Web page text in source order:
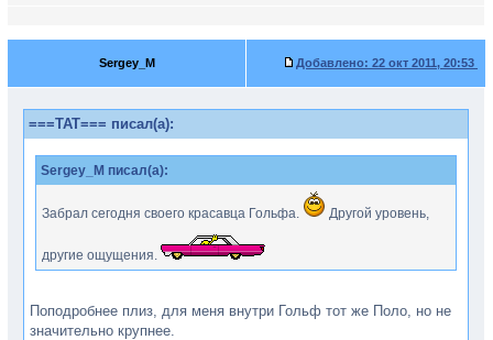
Sergey_M Добавлено: 22 окт 2011, 20:53
===TAT=== писал(а):
Sergey_M писал(а):
Забрал сегодня своего красавца Гольфа. Другой уровень,
другие ощущения.
Поподробнее плиз, для меня внутри Гольф тот же Поло, но не
значительно крупнее.